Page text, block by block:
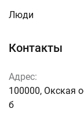
Контакты
Адрес:
100000, Окская
б
Люди